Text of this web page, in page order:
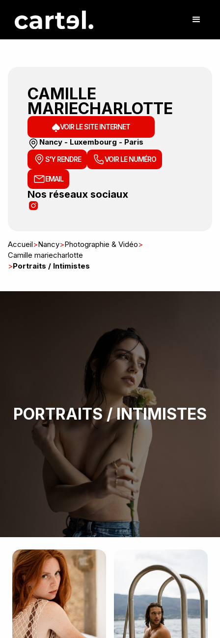
CAMILLE
MARIECHARLOTTE
VOIR LE SITE INTERNET
Nancy - Luxembourg - Paris
S'Y RENDRE VOIR LE NUMÉRO
EMAIL
Nos réseaux sociaux
Accueil>Nancy>Photographie & Vidéo>
Camille mariecharlotte
>Portraits / Intimistes
PORTRAITS / INTIMISTES